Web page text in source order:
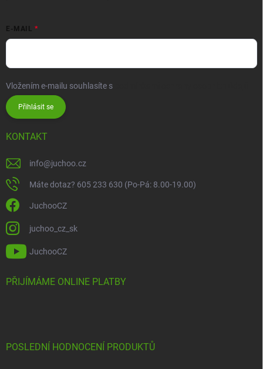
E-MAIL
Vložením e-mailu souhlasíte s
Přihlásit se
KONTAKT
info@juchoo.cz
Máte dotaz? 605 233 630 (Po-Pá: 8.00-19.00)
JuchooCZ
juchoo_cz_sk
JuchooCZ
PŘIJÍMÁME ONLINE PLATBY
POSLEDNÍ HODNOCENÍ PRODUKTŮ